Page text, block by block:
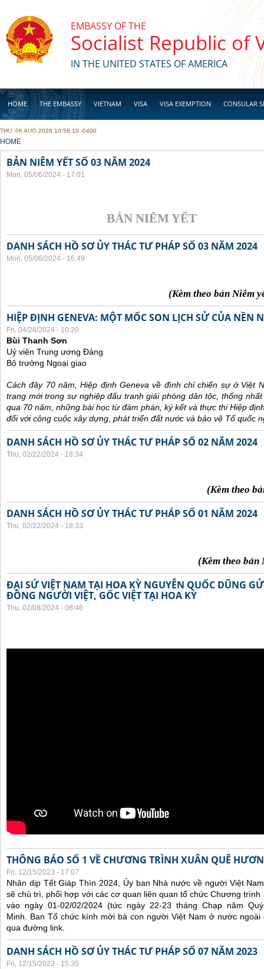
EMBASSY OF THE
Socialist Republic of
IN THE UNITED STATES OF AMERICA
HOME THE EMBASSY VIETNAM VISA VISA EXEMPTION CONSULAR
BUSINESS
THU, 06 AUG 2026 10:58:10 -0400
YOU ARE HERE
HOME
BẢN NIÊM YẾT SỐ 03 NĂM 2024
Mon, 05/06/2024 - 17:01
BẢN NIÊM YẾT
DANH SÁCH HỒ SƠ ỦY THÁC TƯ PHÁP SỐ 03 NĂM 2024
Mon, 05/06/2024 - 16:49
(Kèm theo bản Niêm
HIỆP ĐỊNH GENEVA: MỘT MỐC SON LỊCH SỬ CỦA NỀN
Fri, 04/26/2024 - 10:20
Bùi Thanh Sơn
Uỷ viên Trung ương Đảng
Bộ trưởng Ngoại giao
Cách đây 70 năm, Hiệp định Geneva về đình chỉ chiến sự ở Việt
trang mới trong sự nghiệp đấu tranh giải phóng dân tộc, thống
qua 70 năm, những bài học từ đàm phán, ký kết và thực thi Hiệp
đối với công cuộc xây dựng, phát triển đất nước và bảo vệ Tổ quốc
DANH SÁCH HỒ SƠ ỦY THÁC TƯ PHÁP SỐ 02 NĂM 2024
Thu, 02/22/2024 - 18:34
(Kèm theo
DANH SÁCH HỒ SƠ ỦY THÁC TƯ PHÁP SỐ 01 NĂM 2024
Thu, 02/22/2024 - 18:33
(Kèm theo bản
ĐẠI SỨ VIỆT NAM TẠI HOA KỲ NGUYỄN QUỐC DŨNG
ĐỒNG NGƯỜI VIỆT, GỐC VIỆT TẠI HOA KỲ
Thu, 02/08/2024 - 08:46
THÔNG BÁO SỐ 1 VỀ CHƯƠNG TRÌNH XUÂN QUÊ
Fri, 12/15/2023 - 17:07
Nhân dịp Tết Giáp Thìn 2024, Ủy ban Nhà nước về người Việt
sẽ chủ trì, phối hợp với các cơ quan liên quan tổ chức Chương
vào ngày 01-02/02/2024 (tức ngày 22-23 tháng Chạp năm
Minh. Ban Tổ chức kính mời bà con người Việt Nam ở nước
qua đường link.
DANH SÁCH HỒ SƠ ỦY THÁC TƯ PHÁP SỐ 07 NĂM 2023
Fri, 12/15/2023 - 15:35